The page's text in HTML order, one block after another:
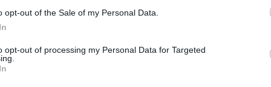
opt-out of the Sale of my Personal Data.
opt-out of processing my Personal Data for Targeted